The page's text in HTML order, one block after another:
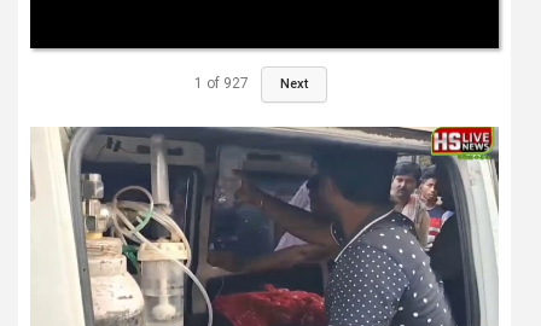
1 of 927 Next